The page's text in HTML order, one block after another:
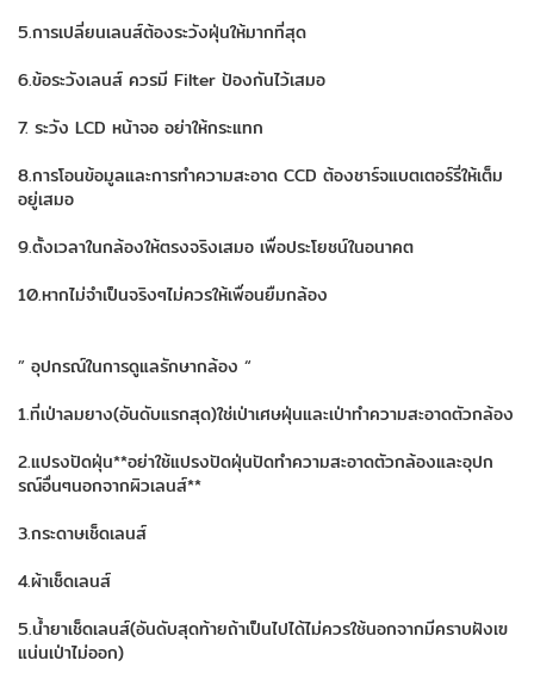
5.การเปลี่ยนเลนส์ต้องระวังฝุ่นให้มากที่สุด
6.ข้อระวังเลนส์ ควรมี Filter ป้องกันไว้เสมอ
7. ระวัง LCD หน้าจอ อย่าให้กระแทก
8.การโอนข้อมูลและการทำความสะอาด CCD ต้องชาร์จแบตเตอร์รี่ให้เต็ม
อยู่เสมอ
9.ตั้งเวลาในกล้องให้ตรงจริงเสมอ เพื่อประโยชน์ในอนาคต
10.หากไม่จำเป็นจริงๆไม่ควรให้เพื่อนยืมกล้อง
” อุปกรณ์ในการดูแลรักษากล้อง “
1.ที่เป่าลมยาง(อันดับแรกสุด)ใช่เป่าเศษฝุ่นและเป่าทำความสะอาดตัวกล้อง
2.แปรงปัดฝุ่น**อย่าใช้แปรงปัดฝุ่นปัดทำความสะอาดตัวกล้องและอุปก
รณ์อื่นๆนอกจากผิวเลนส์**
3.กระดาษเช็ดเลนส์
4.ผ้าเช็ดเลนส์
5.น้ำยาเช็ดเลนส์(อันดับสุดท้ายถ้าเป็นไปได้ไม่ควรใช้นอกจากมีคราบฝังเฃ
แน่นเป่าไม่ออก)